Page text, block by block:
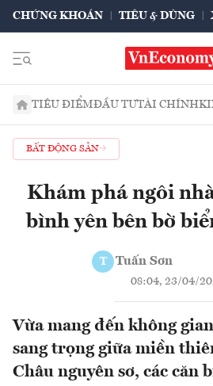
CHỨNG KHOÁN TIÊU & DÙNG
TIÊU ĐIỂMĐẦU TƯTÀI CHÍNH
BẤT ĐỘNG SẢN
Khám phá ngôi
bình yên bên bờ
T Tuấn Sơn
08:04, 23/04/
Vừa mang đến không
sang trọng giữa miền
Châu nguyên sơ, các căn